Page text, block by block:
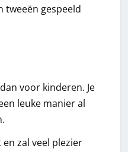
tweeën gespeeld
voor kinderen. Je
leuke manier al
zal veel plezier